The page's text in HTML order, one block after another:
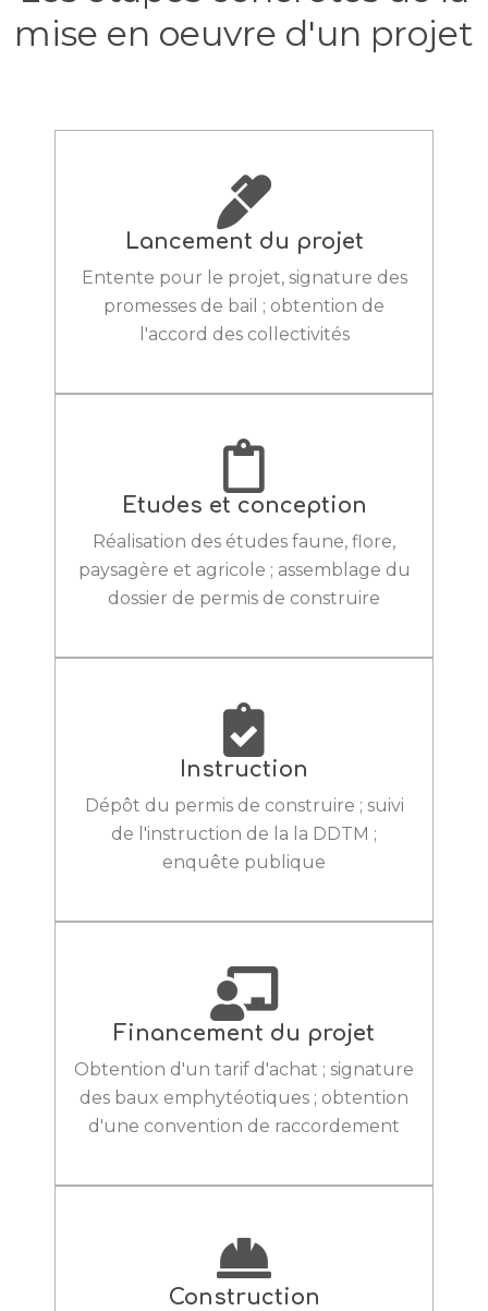
mise en oeuvre d'un projet
Lancement du projet
Entente pour le projet, signature des
promesses de bail ; obtention de
l'accord des collectivités
Etudes et conception
Réalisation des études faune, flore,
paysagère et agricole ; assemblage du
dossier de permis de construire
Instruction
Dépôt du permis de construire ; suivi
de l'instruction de la la DDTM ;
enquête publique
Financement du projet
Obtention d'un tarif d'achat ; signature
des baux emphytéotiques ; obtention
d'une convention de raccordement
Construction